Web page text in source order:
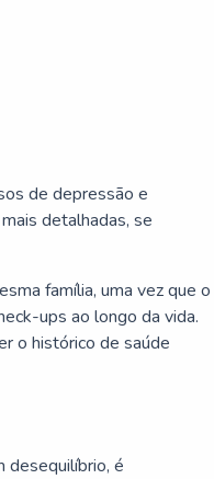
de depressão e
detalhadas, se
família, uma vez que o
ups ao longo da vida.
o histórico de saúde
desequilíbrio, é